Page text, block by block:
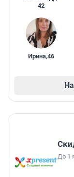
42
Ирина,46
До 1